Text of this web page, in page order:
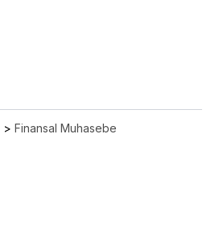
> Finansal Muhasebe